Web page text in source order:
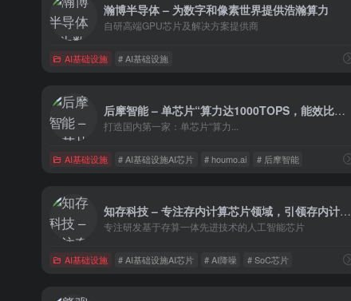
瀚博半导体 – 为数字和像素世界提供浩瀚算力
自研高端GPU芯片及解决方案提供商
AI基础设施 # AI基础设施
后摩智能 – 单芯片“算力达1000TOPS，能效比数十倍提升
打造国内第一家：单芯片“算力...
AI基础设施 # AI基础设施AI芯片 # houmo.ai # 后摩智能
知存科技 – 专注存内计算芯片领域，引领存内计算产业化
专注研发基于存算一体先进技术的人工智能芯片
AI基础设施 # AI基础设施AI芯片 # AI降噪 # SoC芯片